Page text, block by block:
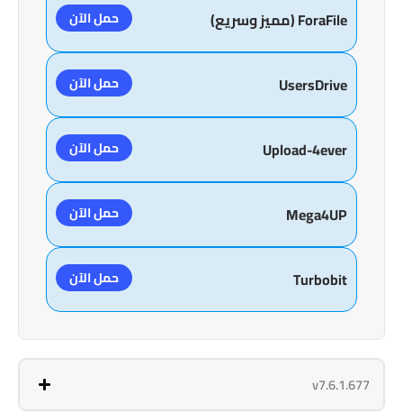
ForaFile (مميز وسريع) حمل الآن
UsersDrive حمل الآن
Upload-4ever حمل الآن
Mega4UP حمل الآن
Turbobit حمل الآن
v7.6.1.677